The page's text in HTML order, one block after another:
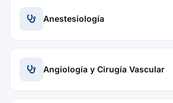
Anestesiología
Angiología y Cirugía Vascular